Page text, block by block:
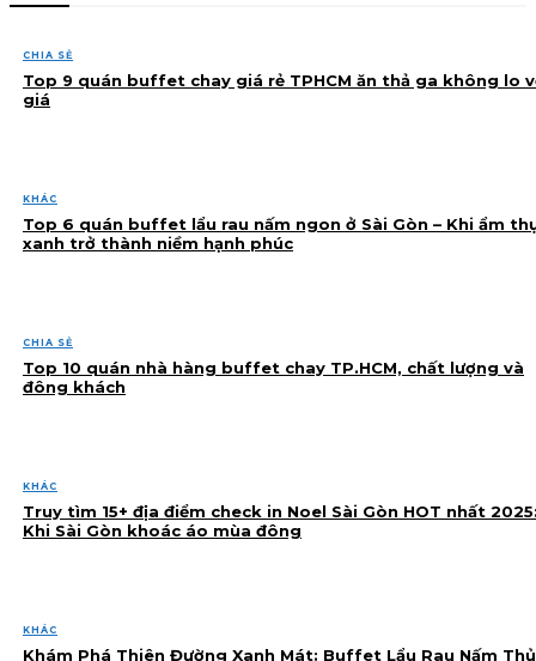
CHIA SẺ
Top 9 quán buffet chay giá rẻ TPHCM ăn thả ga không lo
giá
KHÁC
Top 6 quán buffet lẩu rau nấm ngon ở Sài Gòn – Khi ẩm
xanh trở thành niềm hạnh phúc
CHIA SẺ
Top 10 quán nhà hàng buffet chay TP.HCM, chất lượng và
đông khách
KHÁC
Truy tìm 15+ địa điểm check in Noel Sài Gòn HOT nhất
Khi Sài Gòn khoác áo mùa đông
KHÁC
Khám Phá Thiên Đường Xanh Mát: Buffet Lẩu Rau Nấm Thủ